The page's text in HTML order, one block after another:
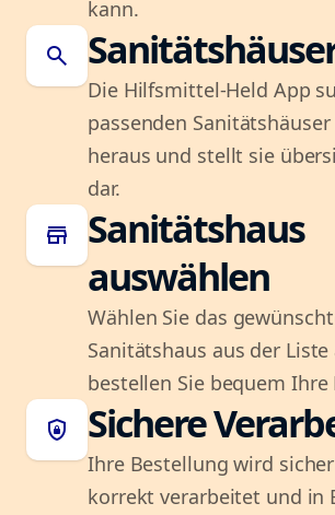
kann.
search
Die Hilfsmittel-Held App
passenden
heraus und stellt sie
dar.
store
Sanitätshaus
auswählen
Wählen Sie das
Sanitätshaus aus der
bestellen Sie bequem
shield_lock Sichere
Ihre Bestellung wird
korrekt verarbeitet und in